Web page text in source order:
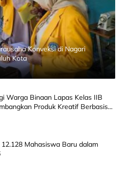
Konveksi di Nagari
Kota
Warga Binaan Lapas Kelas IIB
Produk Kreatif Berbasis
Mahasiswa Baru dalam